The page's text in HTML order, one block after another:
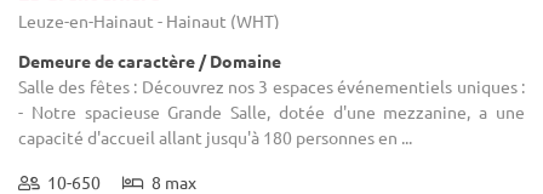
Leuze-en-Hainaut - Hainaut (WHT)
Demeure de caractère / Domaine
Salle des fêtes : Découvrez nos 3 espaces événementiels uniques :
- Notre spacieuse Grande Salle, dotée d'une mezzanine, a une
capacité d'accueil allant jusqu'à 180 personnes en ...
10-650 8 max